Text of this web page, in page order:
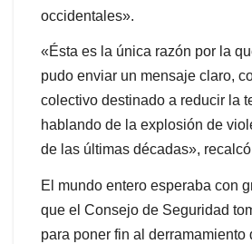
occidentales».
«Ésta es la única razón por la
pudo enviar un mensaje claro,
colectivo destinado a reducir la
hablando de la explosión de
de las últimas décadas»,
El mundo entero esperaba con
que el Consejo de Seguridad
para poner fin al derramamiento